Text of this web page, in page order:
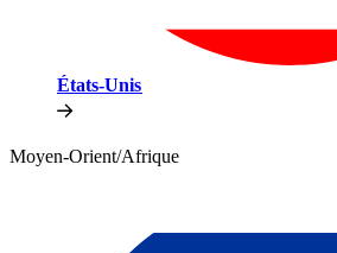
États-Unis​​
Moyen-Orient/Afrique​​